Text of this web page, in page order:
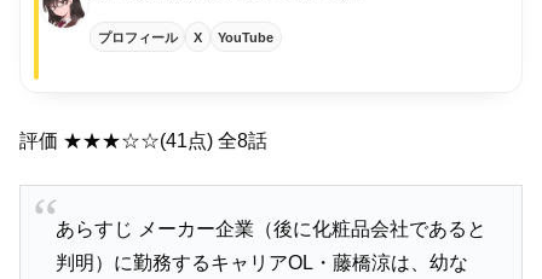
プロフィール X YouTube
評価 ★★★☆☆(41点) 全8話
あらすじ メーカー企業（後に化粧品会社であると
判明）に勤務するキャリアOL・藤橋涼は、幼な